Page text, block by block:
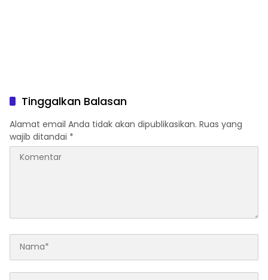
Tinggalkan Balasan
Alamat email Anda tidak akan dipublikasikan. Ruas yang
wajib ditandai *